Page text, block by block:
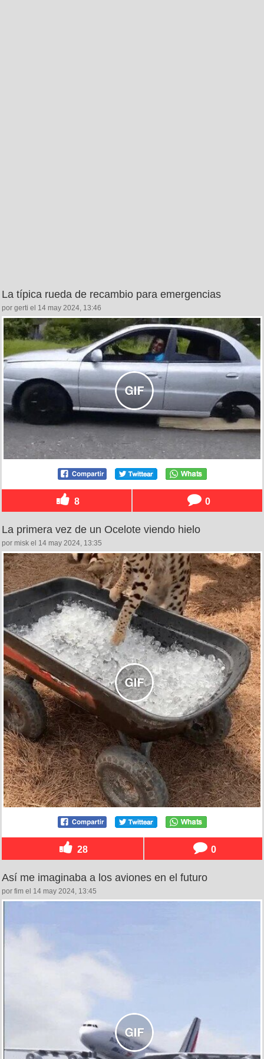
La típica rueda de recambio para emergencias
por gerti el 14 may 2024, 13:46
8 0
La primera vez de un Ocelote viendo hielo
por misk el 14 may 2024, 13:35
28 0
Así me imaginaba a los aviones en el futuro
por fim el 14 may 2024, 13:45